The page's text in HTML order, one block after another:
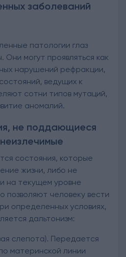
заболеваний
патологии глаз
Они могут проявляться как
нарушений рефракции,
ведущих к
сотни типов мутаций,
аномалий.
не поддающиеся
состояния, которые
жизни, либо не
на текущем уровне
позволяют человеку вести
определенных условиях,
дальтонизм:
слепота). Передается
материнской линии